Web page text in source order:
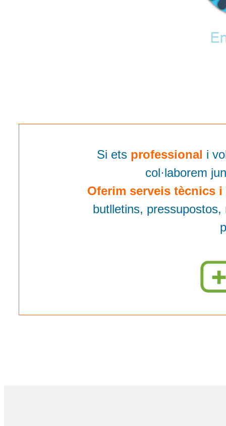
Si ets professional i
col·laborem
Oferim serveis tècnics
butlletins,